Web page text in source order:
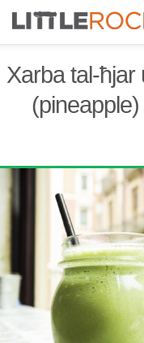
Xarba tal-ħjar
(pineapple)